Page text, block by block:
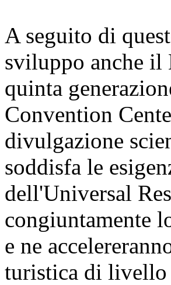
A seguito di
sviluppo anche il
quinta
Convention
divulgazione
soddisfa le
dell'Universal
congiuntamente
e ne
turistica di livello